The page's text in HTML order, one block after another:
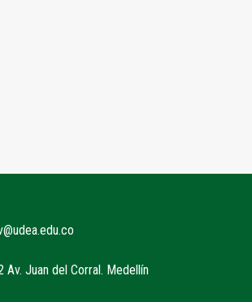
Av. Juan del Corral. Medellín